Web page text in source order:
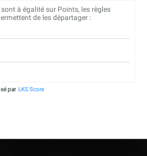
à égalité sur Points, les règles
de les départager :
par LKS Score